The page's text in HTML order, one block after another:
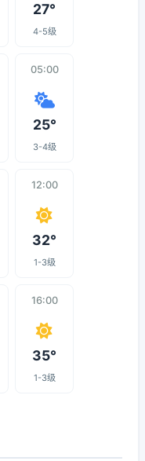
27°
4-5级
05:00
25°
3-4级
12:00
32°
1-3级
16:00
35°
1-3级